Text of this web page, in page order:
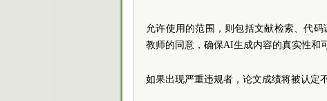
允许使用的范围，则包括文献检索、代
教师的同意，确保AI生成内容的真实性和
如果出现严重违规者，论文成绩将被认定